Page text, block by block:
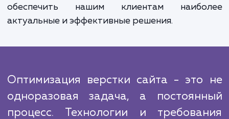
улучшению производительности верстки
отличается от предложений
индивидуализированные решения для
клиента.